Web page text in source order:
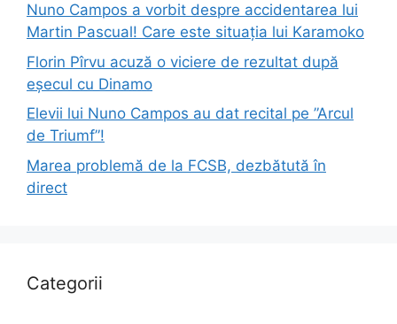
Nuno Campos a vorbit despre accidentarea lui
Martin Pascual! Care este situația lui Karamoko
Florin Pîrvu acuză o viciere de rezultat după
eșecul cu Dinamo
Elevii lui Nuno Campos au dat recital pe ”Arcul
de Triumf”!
Marea problemă de la FCSB, dezbătută în
direct
Categorii